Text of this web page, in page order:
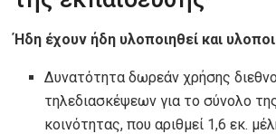
Ήδη έχουν ήδη υλοποιηθεί και
Δυνατότητα δωρεάν χρήσης
τηλεδιασκέψεων για το σύνολο
κοινότητας, που αριθμεί 1,6 εκ.